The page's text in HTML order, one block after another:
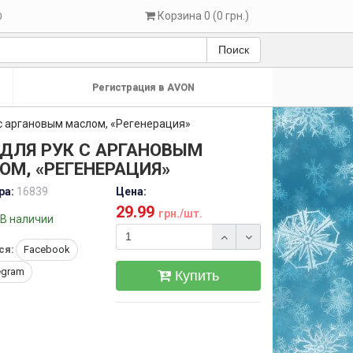
Корзина 0 (0 грн.)
Поиск
Регистрация в AVON
аргановым маслом, «Регенерация»
РУК С АРГАНОВЫМ
«РЕГЕНЕРАЦИЯ»
16839
В наличии
Facebook
Цена:
29.99 грн./шт.
Купить